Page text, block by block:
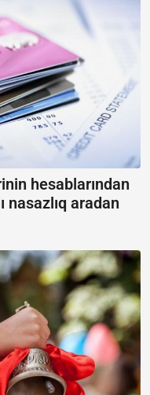
hesablarından
aradan